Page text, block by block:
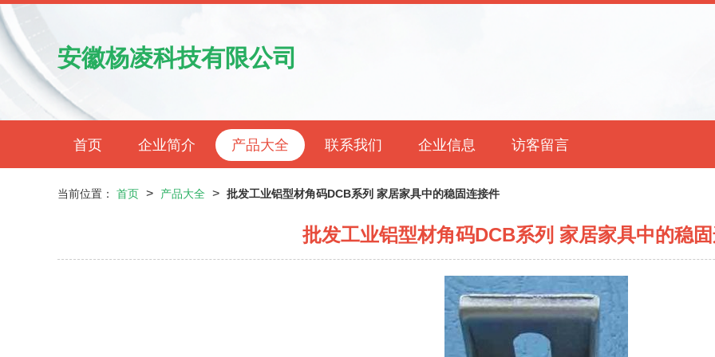
安徽杨凌科技有限公司
首页 企业简介 产品大全 联系我们 企业信息 访客留言
当前位置： 首页 > 产品大全 > 批发工业铝型材角码DCB系列 家居家具中的稳固连接件
批发工业铝型材角码DCB系列 家居家具中的稳